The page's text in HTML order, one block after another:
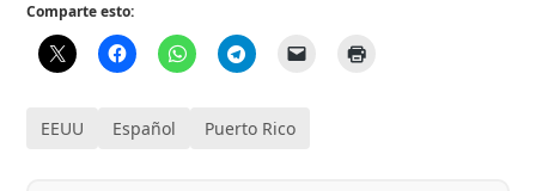
Comparte esto:
EEUU Español Puerto Rico